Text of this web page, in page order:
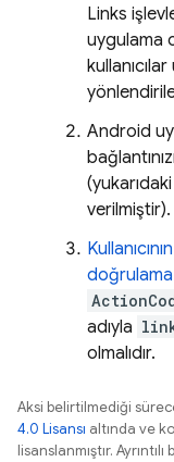
Links
uygulama
Android
verilmiştir).
doğrulama
adıyla
olmalıdır.
Aksi belirtilmediği
4.0 Lisansı altında ve
lisanslanmıştır. Ayrıntılı